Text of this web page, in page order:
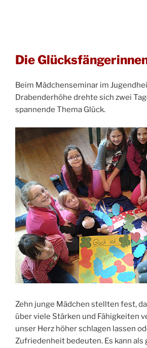
Die
Beim Mädchenseminar im
Drabenderhöhe drehte sich zwei
spannende Thema Glück.
Zehn junge Mädchen stellten fest,
über viele Stärken und Fähigkeiten
unser Herz höher schlagen lassen
Zufriedenheit bedeuten. Es kann als